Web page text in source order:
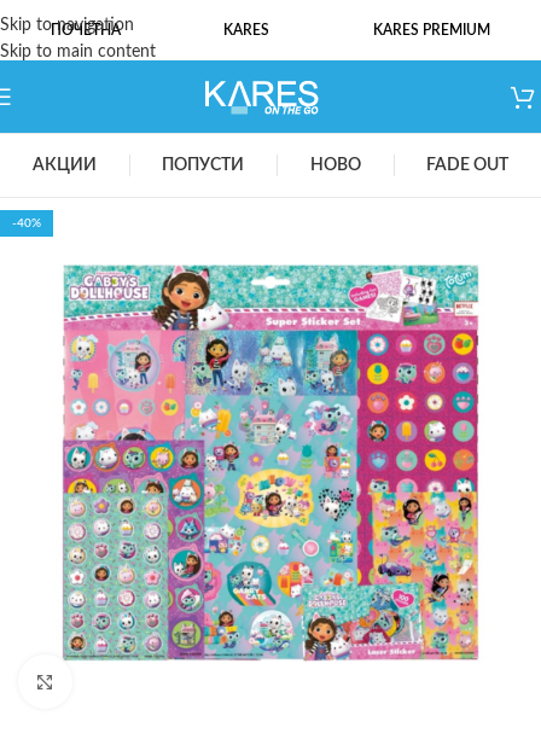
Skip to navigation
Skip to main content
ПОЧЕТНА KARES KARES PREMIUM
АКЦИИ ПОПУСТИ НОВО FADE OUT
-40%